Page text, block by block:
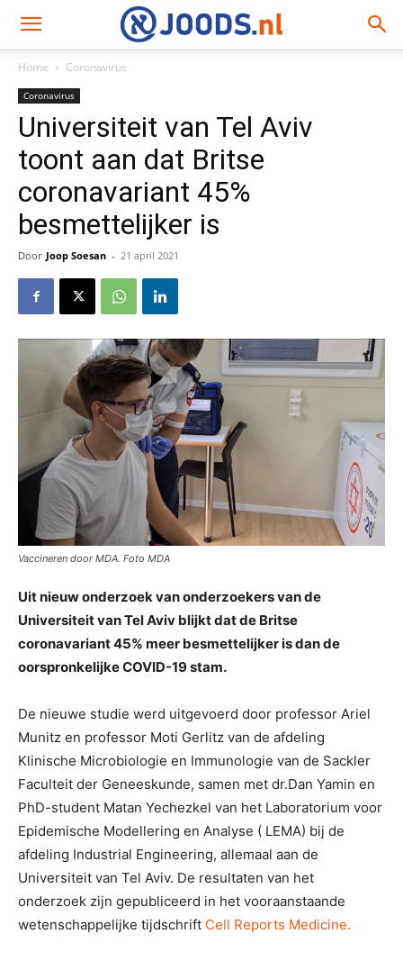
Home Coronavirus
Coronavirus
Universiteit van Tel Aviv
toont aan dat Britse
coronavariant 45%
besmettelijker is
Door Joop Soesan - 21 april 2021
Vaccineren door MDA. Foto MDA
Uit nieuw onderzoek van onderzoekers van de
Universiteit van Tel Aviv blijkt dat de Britse
coronavariant 45% meer besmettelijker is dan de
oorspronkelijke COVID-19 stam.
De nieuwe studie werd uitgevoerd door professor Ariel
Munitz en professor Moti Gerlitz van de afdeling
Klinische Microbiologie en Immunologie van de Sackler
Faculteit der Geneeskunde, samen met dr.Dan Yamin en
PhD-student Matan Yechezkel van het Laboratorium voor
Epidemische Modellering en Analyse ( LEMA) bij de
afdeling Industrial Engineering, allemaal aan de
Universiteit van Tel Aviv. De resultaten van het
onderzoek zijn gepubliceerd in het vooraanstaande
wetenschappelijke tijdschrift Cell Reports Medicine.